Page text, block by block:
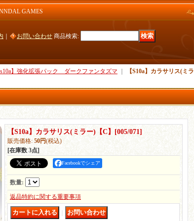
GAMES
お問い合わせ 商品検索:
s10a】強化拡張パック ダークファンタズマ
【S10a】カラサリス(ミラ
【S10a】カラサリス(ミラー)【C】 [005/071]
販売価格: 50円(税込)
[在庫数 3点]
Facebookでシェア
数量:
返品特約に関する重要事項